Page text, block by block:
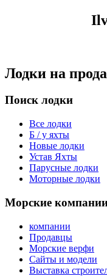
Лодки на
Поиск лодки
Все лодки
Б / у яхты
Новые лодки
Устав Яхты
Парусные лодки
Моторные лодки
Морские
компании
Продавцы
Морские верфи
Сайты и модели
Выставка